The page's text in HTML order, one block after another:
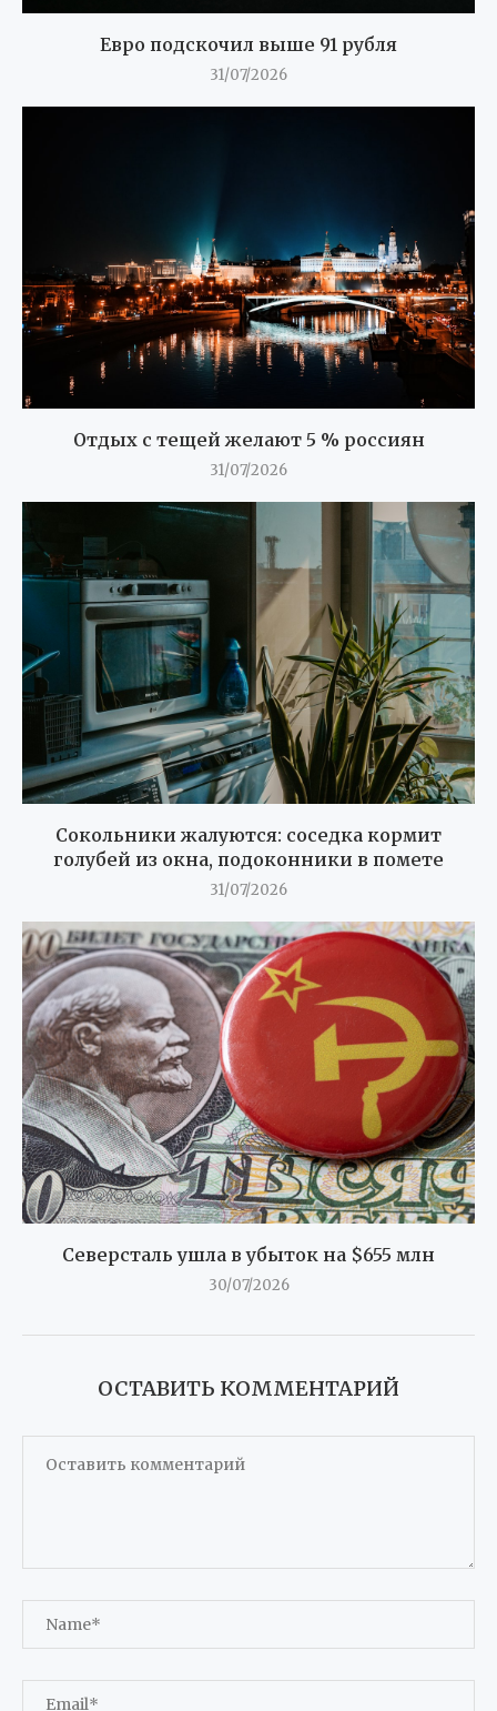
Евро подскочил выше 91 рубля
31/07/2026
Отдых с тещей желают 5 % россиян
31/07/2026
Сокольники жалуются: соседка кормит
голубей из окна, подоконники в помете
31/07/2026
Северсталь ушла в убыток на $655 млн
30/07/2026
ОСТАВИТЬ КОММЕНТАРИЙ